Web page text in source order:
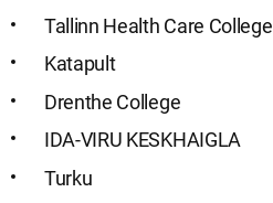
Tallinn Health Care College
Katapult
Drenthe College
IDA-VIRU KESKHAIGLA
Turku